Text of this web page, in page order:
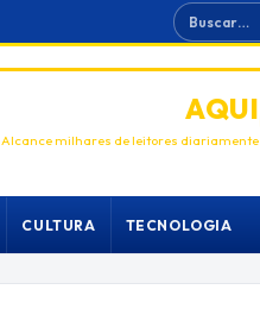
Buscar
ANUNCIEAQUI
Alcance milhares de leitores diariamente
CULTURA TECNOLOGIA